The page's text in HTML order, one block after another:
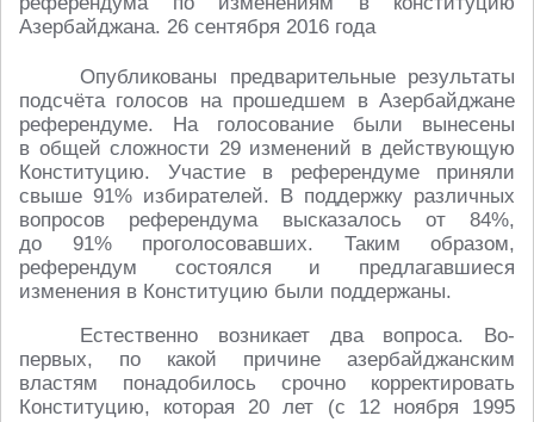
Опубликованы предварительные результаты
подсчёта голосов на прошедшем в Азербайджане
референдуме. На голосование были вынесены
в общей сложности 29 изменений в действующую
Конституцию. Участие в референдуме приняли
свыше 91% избирателей. В поддержку различных
вопросов референдума высказалось от 84%,
до 91% проголосовавших. Таким образом,
референдум состоялся и предлагавшиеся
изменения в Конституцию были поддержаны.
Естественно возникает два вопроса. Во-
первых, по какой причине азербайджанским
властям понадобилось срочно корректировать
Конституцию, которая 20 лет (с 12 ноября 1995